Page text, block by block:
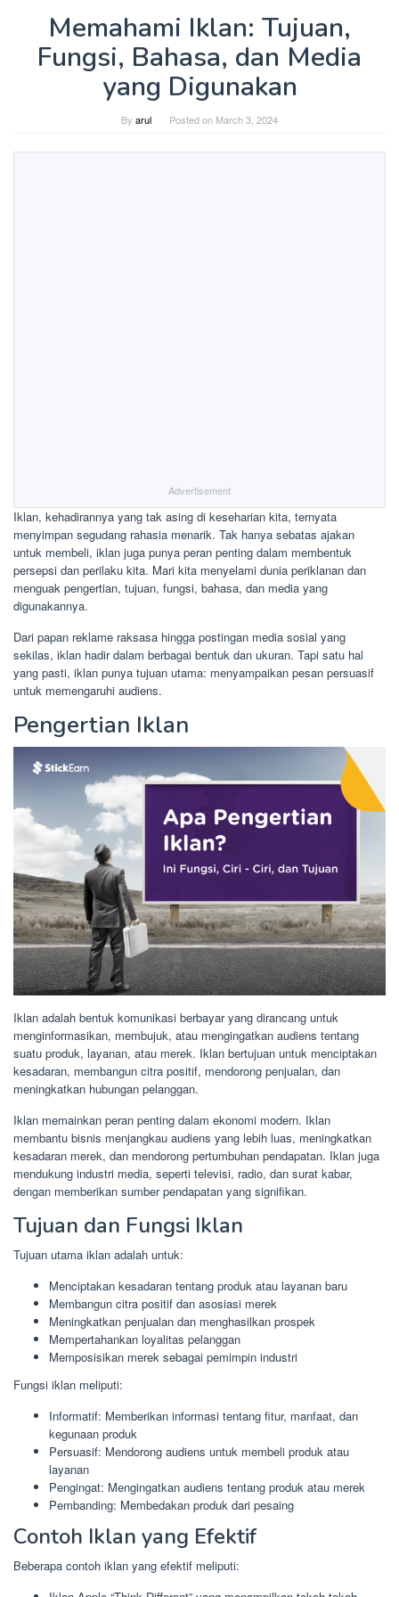
Memahami Iklan: Tujuan,
Fungsi, Bahasa, dan Media
yang Digunakan
By arul Posted on March 3, 2024
Advertisement
Iklan, kehadirannya yang tak asing di keseharian kita, ternyata
menyimpan segudang rahasia menarik. Tak hanya sebatas ajakan
untuk membeli, iklan juga punya peran penting dalam membentuk
persepsi dan perilaku kita. Mari kita menyelami dunia periklanan dan
menguak pengertian, tujuan, fungsi, bahasa, dan media yang
digunakannya.
Dari papan reklame raksasa hingga postingan media sosial yang
sekilas, iklan hadir dalam berbagai bentuk dan ukuran. Tapi satu hal
yang pasti, iklan punya tujuan utama: menyampaikan pesan persuasif
untuk memengaruhi audiens.
Pengertian Iklan
Iklan adalah bentuk komunikasi berbayar yang dirancang untuk
menginformasikan, membujuk, atau mengingatkan audiens tentang
suatu produk, layanan, atau merek. Iklan bertujuan untuk menciptakan
kesadaran, membangun citra positif, mendorong penjualan, dan
meningkatkan hubungan pelanggan.
Iklan memainkan peran penting dalam ekonomi modern. Iklan
membantu bisnis menjangkau audiens yang lebih luas, meningkatkan
kesadaran merek, dan mendorong pertumbuhan pendapatan. Iklan juga
mendukung industri media, seperti televisi, radio, dan surat kabar,
dengan memberikan sumber pendapatan yang signifikan.
Tujuan dan Fungsi Iklan
Tujuan utama iklan adalah untuk:
Menciptakan kesadaran tentang produk atau layanan baru
Membangun citra positif dan asosiasi merek
Meningkatkan penjualan dan menghasilkan prospek
Mempertahankan loyalitas pelanggan
Memposisikan merek sebagai pemimpin industri
Fungsi iklan meliputi:
Informatif: Memberikan informasi tentang fitur, manfaat, dan
kegunaan produk
Persuasif: Mendorong audiens untuk membeli produk atau
layanan
Pengingat: Mengingatkan audiens tentang produk atau merek
Pembanding: Membedakan produk dari pesaing
Contoh Iklan yang Efektif
Beberapa contoh iklan yang efektif meliputi: